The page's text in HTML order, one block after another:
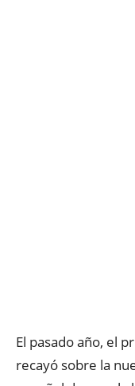
El pasado año, el
recayó sobre la